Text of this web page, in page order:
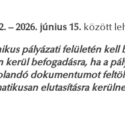
– 2026. június 15. között
pályázati felületén
kerül befogadásra, ha a
dokumentumot
elutasításra